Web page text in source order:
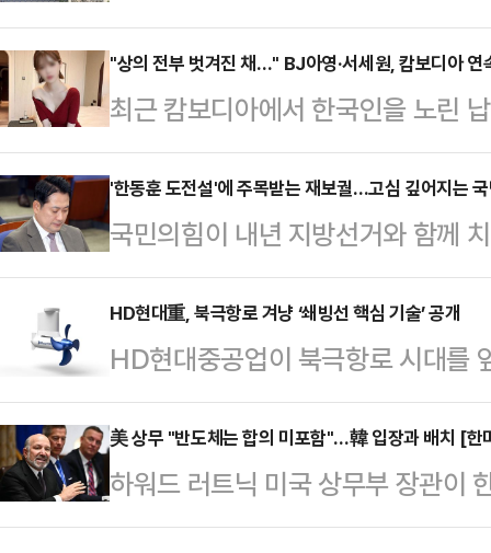
받게 됐다.22일 오키나와타임즈
부사관 A(43·남)씨와 병사 B(24·
내렸다.제15고사특과연대 소속인
4일 당직 근무 중 부대에서 성관계
부대에 스스로 신고하면서 드러났
고 반성의 뜻을 나타내고 있다"고
"상의 전부 벗겨진 채…" BJ아영·서세원, 캄보디아 연
최근 캄보디아에서 한국인을 노린
년 전 고(故) BJ아영(본명 변아영)
변씨는 지난 2023년 6월2일 지인
도 프놈펜 인근 칸달주의 한 공사장
태로 발견됐다.캄보디아 현지 경찰
체포했다. 이들은 변씨가 자신들이
던 중 발작을 일으켜 사망했으며 이
지만 시신 발견 …
'한동훈 도전설'에 주목받는 재보궐…고심 깊어지는
국민의힘이 내년 지방선거와 함께
련해 고민에 빠진 모양새다. 재판
지역구에서 재·보궐선거가 펼쳐질
대한 전략이 필요하단 목소리가 나
선거에 나설 수도 있단 얘기가 나오
·보궐선거 공천 과정에서 불거질
르면 내년 6·3 지방선거와 같은 날
과 충남 아산을 …
HD현대重, 북극항로 겨냥 ‘쇄빙선 핵심 기술’ 공개
HD현대중공업이 북극항로 시대를
기술 상용화에 속도를 내고 있다
한 선박 추진용 방향타 제조 공장
기(POD, Podded Propulsor)의
발을 주도한 HD현대중공업 관계자
美 상무 "반도체는 합의 미포함"…韓 입장과 배치 [한
하워드 러트닉 미국 상무부 장관이
설명과 다소 차이가 있는 메시지를